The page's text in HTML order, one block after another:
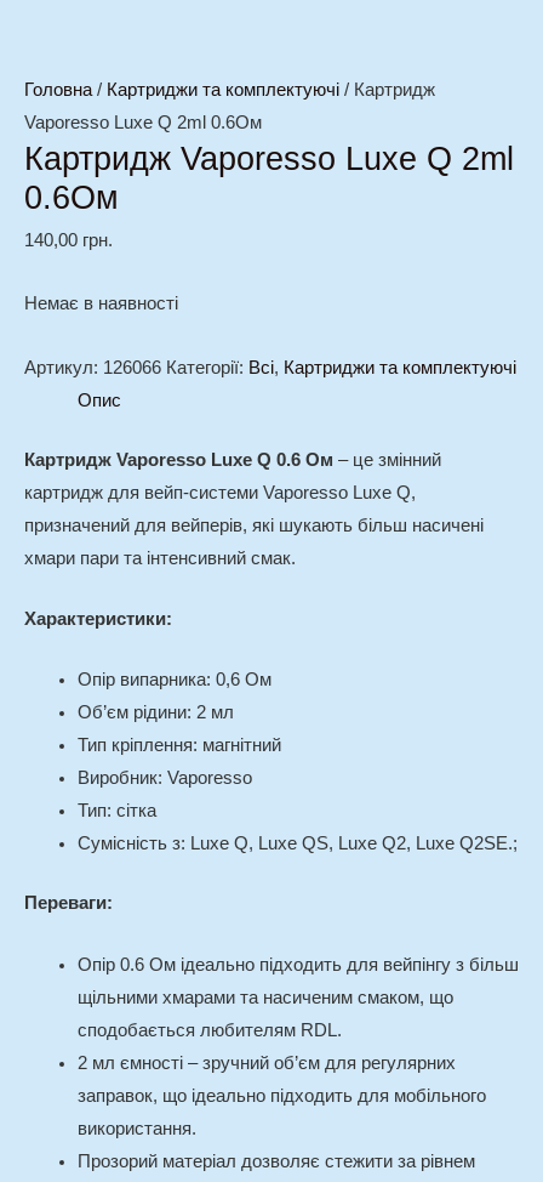
Головна/ Картриджи та комплектуючі / Картридж
Vaporesso Luxe Q 2ml 0.6Ом
Картридж Vaporesso Luxe Q 2ml
0.6Ом
140,00 грн.
Немає в наявності
Артикул: 126066 Категорії: Всі, Картриджи та комплектуючі
Опис
Картридж Vaporesso Luxe Q 0.6 Ом – це змінний
картридж для вейп-системи Vaporesso Luxe Q,
призначений для вейперів, які шукають більш насичені
хмари пари та інтенсивний смак.
Характеристики:
Опір випарника: 0,6 Ом
Об’єм рідини: 2 мл
Тип кріплення: магнітний
Виробник: Vaporesso
Тип: сітка
Сумісність з: Luxe Q, Luxe QS, Luxe Q2, Luxe Q2SЕ.;
Переваги:
Опір 0.6 Ом ідеально підходить для вейпінгу з більш
щільними хмарами та насиченим смаком, що
сподобається любителям RDL.
2 мл ємності – зручний об’єм для регулярних
заправок, що ідеально підходить для мобільного
використання.
Прозорий матеріал дозволяє стежити за рівнем